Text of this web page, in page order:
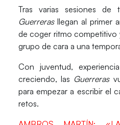
Tras varias sesiones de
Guerrerasllegan al primer
de coger ritmo competitivo
grupo de cara a una
Con juventud,
creciendo, las Guerreras
para empezar a escribir el
retos.